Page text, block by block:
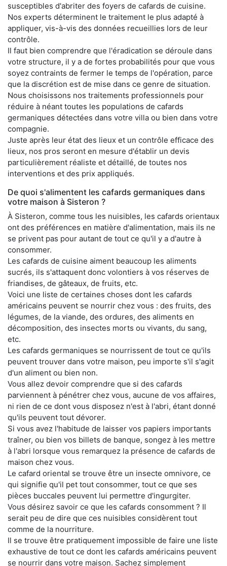
susceptibles d'abriter des foyers de cafards de cuisine.
Nos experts déterminent le traitement le plus adapté à
appliquer, vis-à-vis des données recueillies lors de leur
contrôle.
Il faut bien comprendre que l'éradication se déroule dans
votre structure, il y a de fortes probabilités pour que vous
soyez contraints de fermer le temps de l'opération, parce
que la discrétion est de mise dans ce genre de situation.
Nous choisissons nos traitements professionnels pour
réduire à néant toutes les populations de cafards
germaniques détectées dans votre villa ou bien dans votre
compagnie.
Juste après leur état des lieux et un contrôle efficace des
lieux, nos pros seront en mesure d'établir un devis
particulièrement réaliste et détaillé, de toutes nos
interventions et des prix appliqués.
De quoi s'alimentent les cafards germaniques dans
votre maison à Sisteron ?
À Sisteron, comme tous les nuisibles, les cafards orientaux
ont des préférences en matière d'alimentation, mais ils ne
se privent pas pour autant de tout ce qu'il y a d'autre à
consommer.
Les cafards de cuisine aiment beaucoup les aliments
sucrés, ils s'attaquent donc volontiers à vos réserves de
friandises, de gâteaux, de fruits, etc.
Voici une liste de certaines choses dont les cafards
américains peuvent se nourrir chez vous : des fruits, des
légumes, de la viande, des ordures, des aliments en
décomposition, des insectes morts ou vivants, du sang,
etc.
Les cafards germaniques se nourrissent de tout ce qu'ils
peuvent trouver dans votre maison, peu importe s'il s'agit
d'un aliment ou bien non.
Vous allez devoir comprendre que si des cafards
parviennent à pénétrer chez vous, aucune de vos affaires,
ni rien de ce dont vous disposez n'est à l'abri, étant donné
qu'ils peuvent tout dévorer.
Si vous avez l'habitude de laisser vos papiers importants
traîner, ou bien vos billets de banque, songez à les mettre
à l'abri lorsque vous remarquez la présence de cafards de
maison chez vous.
Le cafard oriental se trouve être un insecte omnivore, ce
qui signifie qu'il pet tout consommer, tout ce que ses
pièces buccales peuvent lui permettre d'ingurgiter.
Vous désirez savoir ce que les cafards consomment ? Il
serait peu de dire que ces nuisibles considèrent tout
comme de la nourriture.
Il se trouve être pratiquement impossible de faire une liste
exhaustive de tout ce dont les cafards américains peuvent
se nourrir dans votre maison. Sachez simplement